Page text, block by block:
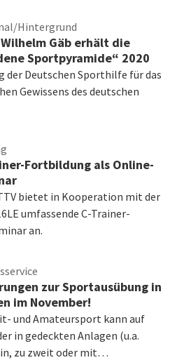
Hintergrund
Wilhelm Gäb erhält die
Sportpyramide“ 2020
der Deutschen Sporthilfe für das
Gewissens des deutschen
Fortbildung als Online-
bietet in Kooperation mit der
umfassende C-Trainer-
an.
zur Sportausübung in
im November!
und Amateursport kann auf
in gedeckten Anlagen (u.a.
zu zweit oder mit…